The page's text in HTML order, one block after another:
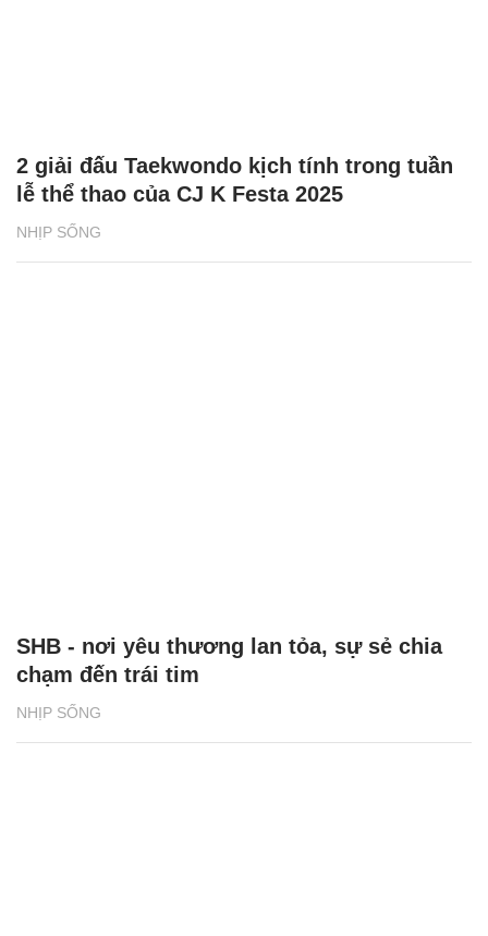
NHỊP SỐNG
2 giải đấu Taekwondo kịch tính trong tuần
lễ thể thao của CJ K Festa 2025
NHỊP SỐNG
SHB - nơi yêu thương lan tỏa, sự sẻ chia
chạm đến trái tim